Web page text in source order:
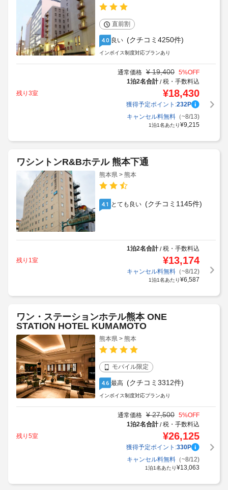
直前割
4.0 良い (クチコミ4250件)
インボイス制度対応プランあり
通常価格 ¥ 19,400 5%OFF
1泊2名合計/税・手数料込
残り3室
¥18,430
獲得予定ポイント:232P
キャンセル料無料（~8/13)
1泊1名あたり¥9,215
ワシントンR&Bホテル 熊本下通
熊本県 > 熊本
4.1 とても良い (クチコミ1145件)
1泊2名合計/税・手数料込
残り1室
¥13,174
キャンセル料無料（~8/12)
1泊1名あたり¥6,587
ワン・ステーションホテル熊本 ONE
STATION HOTEL KUMAMOTO
熊本県 > 熊本
モバイル限定
4.6 最高 (クチコミ3312件)
インボイス制度対応プランあり
通常価格 ¥ 27,500 5%OFF
1泊2名合計/税・手数料込
残り5室
¥26,125
獲得予定ポイント:330P
キャンセル料無料（~8/12)
1泊1名あたり¥13,063